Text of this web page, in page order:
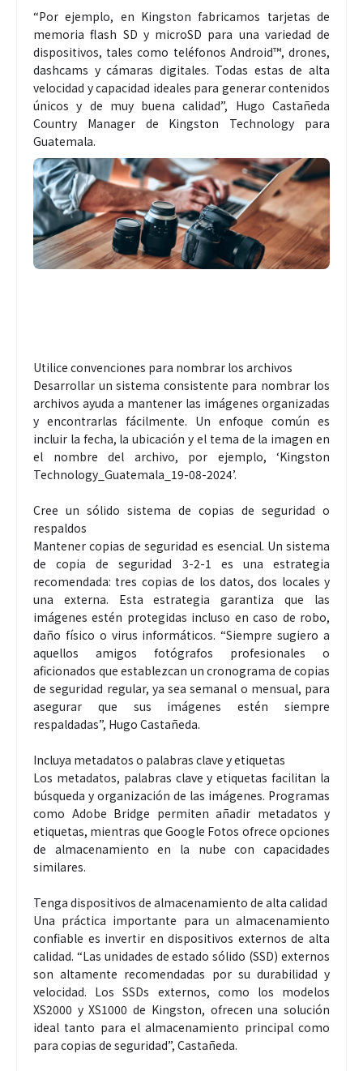
“Por ejemplo, en Kingston fabricamos tarjetas de
memoria flash SD y microSD para una variedad de
dispositivos, tales como teléfonos Android™, drones,
dashcams y cámaras digitales. Todas estas de alta
velocidad y capacidad ideales para generar contenidos
únicos y de muy buena calidad”, Hugo Castañeda
Country Manager de Kingston Technology para
Guatemala.
Utilice convenciones para nombrar los archivos
Desarrollar un sistema consistente para nombrar los
archivos ayuda a mantener las imágenes organizadas
y encontrarlas fácilmente. Un enfoque común es
incluir la fecha, la ubicación y el tema de la imagen en
el nombre del archivo, por ejemplo, ‘Kingston
Technology_Guatemala_19-08-2024’.
Cree un sólido sistema de copias de seguridad o
respaldos
Mantener copias de seguridad es esencial. Un sistema
de copia de seguridad 3-2-1 es una estrategia
recomendada: tres copias de los datos, dos locales y
una externa. Esta estrategia garantiza que las
imágenes estén protegidas incluso en caso de robo,
daño físico o virus informáticos. “Siempre sugiero a
aquellos amigos fotógrafos profesionales o
aficionados que establezcan un cronograma de copias
de seguridad regular, ya sea semanal o mensual, para
asegurar que sus imágenes estén siempre
respaldadas”, Hugo Castañeda.
Incluya metadatos o palabras clave y etiquetas
Los metadatos, palabras clave y etiquetas facilitan la
búsqueda y organización de las imágenes. Programas
como Adobe Bridge permiten añadir metadatos y
etiquetas, mientras que Google Fotos ofrece opciones
de almacenamiento en la nube con capacidades
similares.
Tenga dispositivos de almacenamiento de alta calidad
Una práctica importante para un almacenamiento
confiable es invertir en dispositivos externos de alta
calidad. “Las unidades de estado sólido (SSD) externos
son altamente recomendadas por su durabilidad y
velocidad. Los SSDs externos, como los modelos
XS2000 y XS1000 de Kingston, ofrecen una solución
ideal tanto para el almacenamiento principal como
para copias de seguridad”, Castañeda.